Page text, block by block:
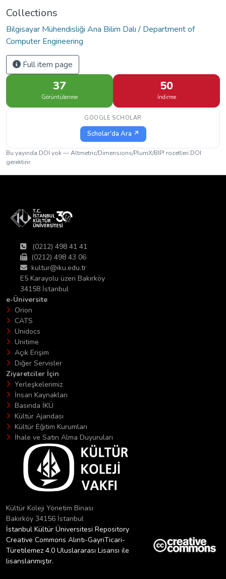
Collections
Bilgisayar Mühendisliği Ana Bilim Dalı / Department of
Computer Engineering
Full item page
37
Görüntülenme
50
İndirme
GOOGLE SCHOLAR
Scholar'da Ara ↗
Bu yayında DOI yok — Altmetric/Dimensions/PlumX/BIP! rozetleri DOI
gerektirir.
(0212) 498 41 41
(0212) 498 43 06
kultur@iku.edu.tr
E5 Karayolu üzeri Bakırköy
34158 İstanbul
e-Üniversite
Orion
CATS
Unidocs
Unitime
Açık Erişim
Diğer Servisler
Ziyaretciler İçin
Yerleşkelerimiz
İnsan Kaynakları
Basında İKÜ
Kültür Ajandası
Kültür Eğitim Kurumları
İhale ve Satın Alma Duyuruları
Kültür Koleji Yönetim Binası
Bakırköy 34156 İstanbul
İstanbul Kültür Üniversitesi Repository
Creative Commons Alıntı-GayriTicari-
Türetilemez 4.0 Uluslararası Lisansı ile
lisanslanmıştır.